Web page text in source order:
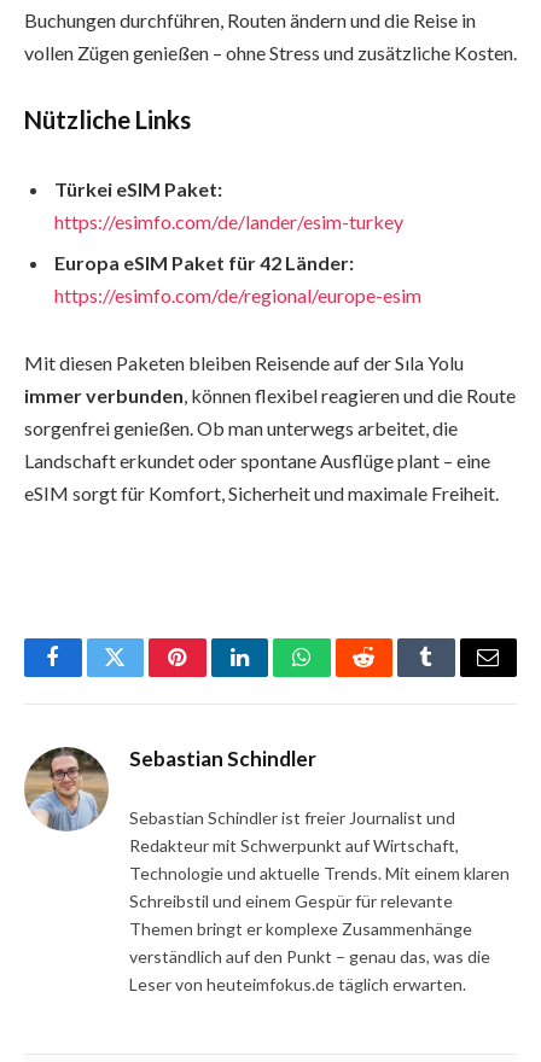
Buchungen durchführen, Routen ändern und die Reise in
vollen Zügen genießen – ohne Stress und zusätzliche Kosten.
Nützliche Links
Türkei eSIM Paket:
https://esimfo.com/de/lander/esim-turkey
Europa eSIM Paket für 42 Länder:
https://esimfo.com/de/regional/europe-esim
Mit diesen Paketen bleiben Reisende auf der Sıla Yolu
immer verbunden, können flexibel reagieren und die Route
sorgenfrei genießen. Ob man unterwegs arbeitet, die
Landschaft erkundet oder spontane Ausflüge plant – eine
eSIM sorgt für Komfort, Sicherheit und maximale Freiheit.
FacebookTwitterPinterestLinkedInWhatsAppRedditTumblrEmail
Sebastian Schindler
Sebastian Schindler ist freier Journalist und
Redakteur mit Schwerpunkt auf Wirtschaft,
Technologie und aktuelle Trends. Mit einem klaren
Schreibstil und einem Gespür für relevante
Themen bringt er komplexe Zusammenhänge
verständlich auf den Punkt – genau das, was die
Leser von heuteimfokus.de täglich erwarten.